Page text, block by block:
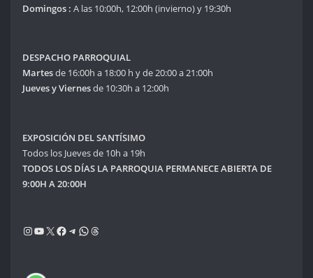
Domingos : A las 10:00h, 12:00h (invierno) y 19:30h
DESPACHO PARROQUIAL
Martesde 16:00h a 18:00 h y de 20:00 a 21:00h
Jueves y Viernesde 10:30h a 12:00h
EXPOSICIÓN DEL SANTÍSIMO
Todos los Jueves de 10h a 19h
TODOS LOS DÍAS LA PARROQUIA PERMANECE ABIERTA DE
9:00H A 20:00H
Instagram
YouTube
X Facebook
Telegram
WhatsApp
Threads